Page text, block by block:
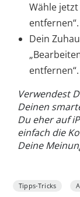
Wähle
entfernen“.
Dein
entfernen“.
Verwendest
Deinen
Du eher auf
einfach die
Deine
Tipps-Tricks